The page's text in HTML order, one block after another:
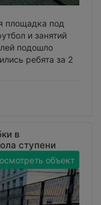
площадка под
и занятий
подошло
ребята за 2
в
ступени
объект